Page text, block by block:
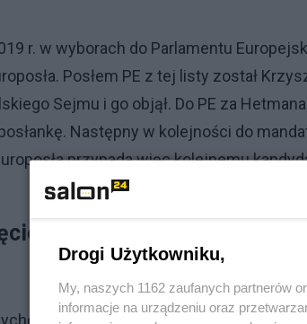
r. w wyborach do Parlamentu
Posłem PE z tej listy został
Sejmu i go objął. Do PE za
Następny w kolejności do
przypada więc kolejnemu
telefonu
nowe fakty. Jak udało się ustalić
Drogi Użytkowniku,
My, naszych 1162 zaufanych partnerów
informacje na urządzeniu oraz